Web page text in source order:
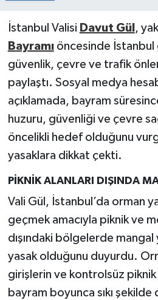
İstanbul Valisi Davut Gül ,
Bayramıöncesinde İstanbul
güvenlik, çevre ve trafik
paylaştı. Sosyal medya
açıklamada, bayram
huzuru, güvenliği ve çevre
öncelikli hedef olduğunu
yasaklara dikkat çekti.
PİKNİK ALANLARI DIŞINDA
Vali Gül, İstanbul’da orman
geçmek amacıyla piknik ve
dışındaki bölgelerde mangal
yasak olduğunu duyurdu.
girişlerin ve kontrolsüz
bayram boyunca sıkı